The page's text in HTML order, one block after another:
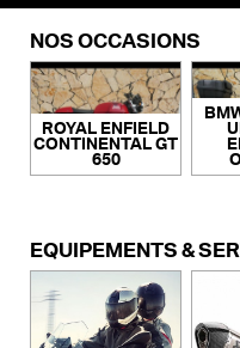
NOS OCCASIONS
ROYAL ENFIELD
CONTINENTAL GT
650
ÉQUIPEMENTS &